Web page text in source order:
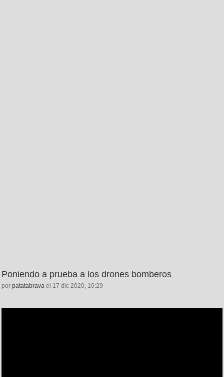
Poniendo a prueba a los drones bomberos
por patatabrava el 17 dic 2020, 10:29